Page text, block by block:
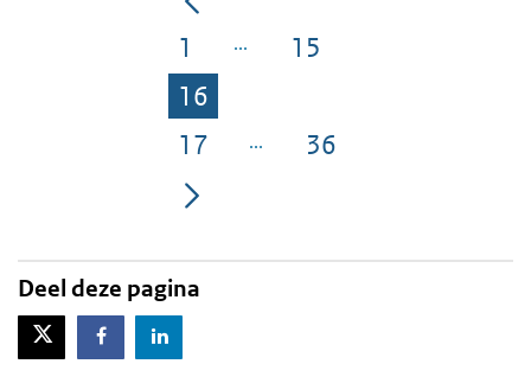
Pagina
1 Pagina
15
Pagina
16
Pagina
17 Pagina
36
Deel deze pagina
X-TwitterFacebookLinkedIn